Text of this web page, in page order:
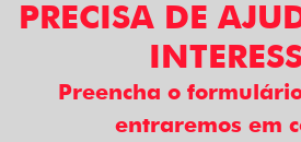
PRECISA DE
Preencha o
entraremos em